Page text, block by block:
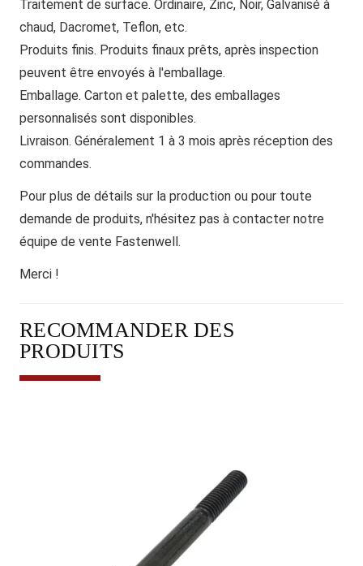
Traitement de surface. Ordinaire, Zinc, Noir, Galvanisé à
chaud, Dacromet, Teflon, etc.
Produits finis. Produits finaux prêts, après inspection
peuvent être envoyés à l'emballage.
Emballage. Carton et palette, des emballages
personnalisés sont disponibles.
Livraison. Généralement 1 à 3 mois après réception des
commandes.
Pour plus de détails sur la production ou pour toute
demande de produits, n'hésitez pas à contacter notre
équipe de vente Fastenwell.
Merci !
RECOMMANDER DES
PRODUITS